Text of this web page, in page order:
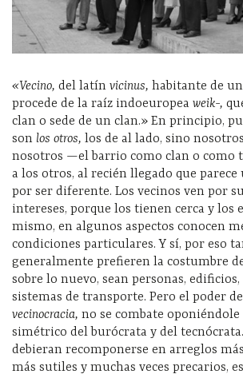
«Vecino, del latín vicinus, habitante de un
procede de la raíz indoeuropea weik-,
clan o sede de un clan.» En principio,
son los otros, los de al lado, sino
nosotros —el barrio como clan o como
a los otros, al recién llegado que parece
por ser diferente. Los vecinos ven por
intereses, porque los tienen cerca y los
mismo, en algunos aspectos conocen
condiciones particulares. Y sí, por eso
generalmente prefieren la costumbre
sobre lo nuevo, sean personas,
sistemas de transporte. Pero el poder
vecinocracia, no se combate
simétrico del burócrata y del tecnócrata.
debieran recomponerse en arreglos
más sutiles y muchas veces precarios,